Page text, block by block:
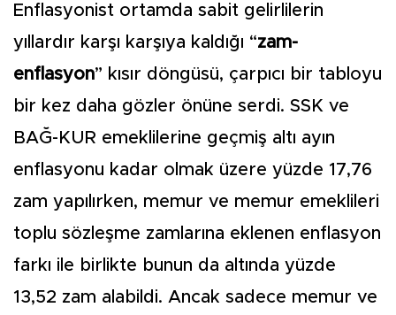
Enflasyonist ortamda sabit gelirlilerin
yıllardır karşı kar­şıya kaldığı “zam-
enflasyon” kısır döngüsü, çarpıcı bir tab­loyu
bir kez daha gözler önü­ne serdi. SSK ve
BAĞ-KUR emeklilerine geçmiş altı ayın
enflasyonu kadar olmak üze­re yüzde 17,76
zam yapılırken, memur ve memur emeklileri
toplu sözleşme zamlarına ek­lenen enflasyon
farkı ile bir­likte bunun da altında yüzde
13,52 zam alabildi. Ancak sa­dece memur ve